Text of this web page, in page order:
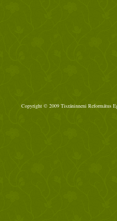
Copyright © 2009 Tiszáninneni Református